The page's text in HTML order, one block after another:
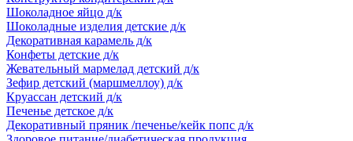
Шоколадное яйцо д/к
Шоколадные изделия детские д/к
Декоративная карамель д/к
Конфеты детские д/к
Жевательный мармелад детский д/к
Зефир детский (маршмеллоу) д/к
Круассан детский д/к
Печенье детское д/к
Декоративный пряник /печенье/кейк попс д/к